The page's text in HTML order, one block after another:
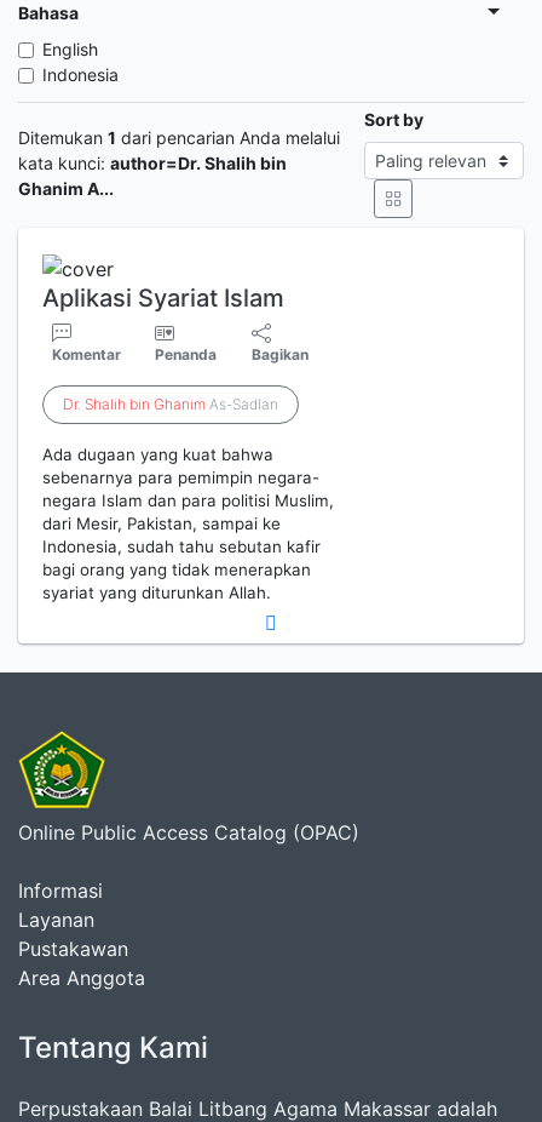
Bahasa
English
Indonesia
Ditemukan 1 dari pencarian Anda melalui
kata kunci: author=Dr. Shalih bin
Ghanim A...
Sort by
Aplikasi Syariat Islam
Komentar Penanda Bagikan
Dr. Shalih bin Ghanim As-Sadlan
Ada dugaan yang kuat bahwa
sebenarnya para pemimpin negara-
negara Islam dan para politisi Muslim,
dari Mesir, Pakistan, sampai ke
Indonesia, sudah tahu sebutan kafir
bagi orang yang tidak menerapkan
syariat yang diturunkan Allah.
Online Public Access Catalog (OPAC)
Informasi
Layanan
Pustakawan
Area Anggota
Tentang Kami
Perpustakaan Balai Litbang Agama Makassar adalah